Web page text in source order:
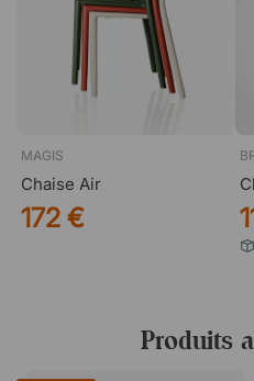
MAGIS
Chaise Air
172 €
Produits